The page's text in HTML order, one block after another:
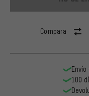
Compara
100